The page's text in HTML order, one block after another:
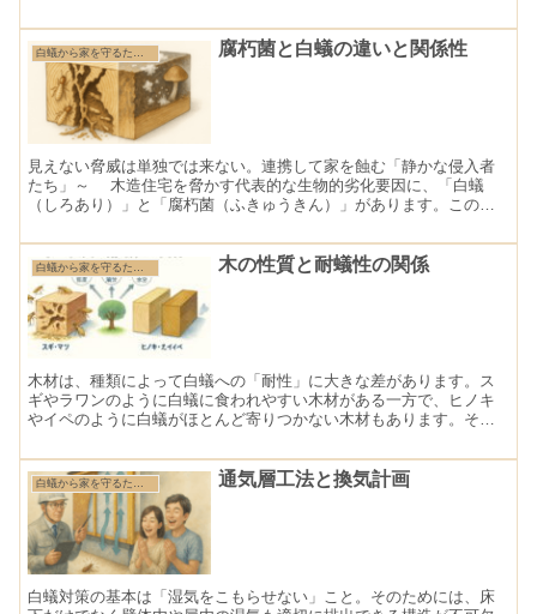
腐朽菌と白蟻の違いと関係性
見えない脅威は単独では来ない。連携して家を蝕む「静かな侵入者
たち」～ 木造住宅を脅かす代表的な生物的劣化要因に、「白蟻
（しろあり）」と「腐朽菌（ふきゅうきん）」があります。このふ
共...
白蟻から家を守るために知っておきたい基礎知識 木の性質と耐蟻性の関係
木材は、種類によって白蟻への「耐性」に大きな差があります。ス
ギやラワンのように白蟻に食われやすい木材がある一方で、ヒノキ
やイペのように白蟻がほとんど寄りつかない木材もあります。その
成...
通気層工法と換気計画
白蟻対策の基本は「湿気をこもらせない」こと。そのためには、床